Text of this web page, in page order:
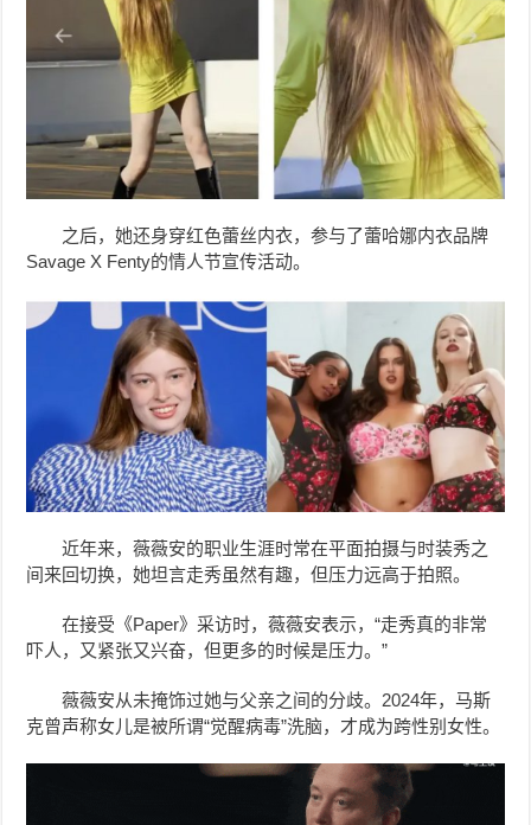
之后，她还身穿红色蕾丝内衣，参与了蕾哈娜内衣品牌
Savage X Fenty的情人节宣传活动。
近年来，薇薇安的职业生涯时常在平面拍摄与时装秀之
间来回切换，她坦言走秀虽然有趣，但压力远高于拍照。
在接受《Paper》采访时，薇薇安表示，“走秀真的非常
吓人，又紧张又兴奋，但更多的时候是压力。”
薇薇安从未掩饰过她与父亲之间的分歧。2024年，马斯
克曾声称女儿是被所谓“觉醒病毒”洗脑，才成为跨性别女性。